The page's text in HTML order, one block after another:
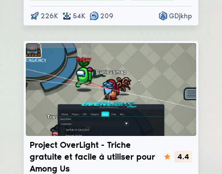
226K 54K 209 GDjkhp
ProjectOverLight
Project OverLight - Triche
gratuite et facile à utiliser pour
Among Us
4.4